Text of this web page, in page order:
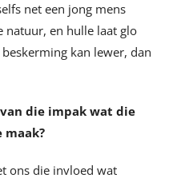
net een jong mens
natuur, en hulle laat glo
kan lewer, dan
die impak wat die
maak?
ons die invloed wat